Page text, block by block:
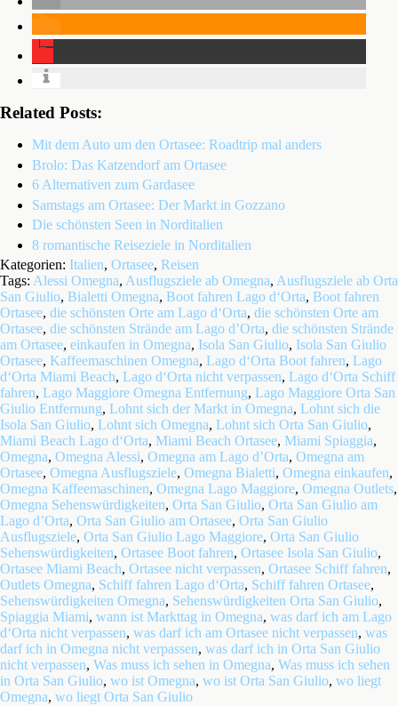
Related Posts:
Mit dem Auto um den Ortasee: Roadtrip mal anders
Brolo: Das Katzendorf am Ortasee
6 Alternativen zum Gardasee
Samstags am Ortasee: Der Markt in Gozzano
Die schönsten Seen in Norditalien
8 romantische Reiseziele in Norditalien
Kategorien: Italien, Ortasee, Reisen
Tags: Alessi Omegna, Ausflugsziele ab Omegna, Ausflugsziele ab Orta
San Giulio, Bialetti Omegna, Boot fahren Lago d‘Orta, Boot fahren
Ortasee, die schönsten Orte am Lago d‘Orta, die schönsten Orte am
Ortasee, die schönsten Strände am Lago d’Orta, die schönsten Strände
am Ortasee, einkaufen in Omegna, Isola San Giulio, Isola San Giulio
Ortasee, Kaffeemaschinen Omegna, Lago d‘Orta Boot fahren, Lago
d‘Orta Miami Beach, Lago d‘Orta nicht verpassen, Lago d‘Orta Schiff
fahren, Lago Maggiore Omegna Entfernung, Lago Maggiore Orta San
Giulio Entfernung, Lohnt sich der Markt in Omegna, Lohnt sich die
Isola San Giulio, Lohnt sich Omegna, Lohnt sich Orta San Giulio,
Miami Beach Lago d‘Orta, Miami Beach Ortasee, Miami Spiaggia,
Omegna, Omegna Alessi, Omegna am Lago d’Orta, Omegna am
Ortasee, Omegna Ausflugsziele, Omegna Bialetti, Omegna einkaufen,
Omegna Kaffeemaschinen, Omegna Lago Maggiore, Omegna Outlets,
Omegna Sehenswürdigkeiten, Orta San Giulio, Orta San Giulio am
Lago d’Orta, Orta San Giulio am Ortasee, Orta San Giulio
Ausflugsziele, Orta San Giulio Lago Maggiore, Orta San Giulio
Sehenswürdigkeiten, Ortasee Boot fahren, Ortasee Isola San Giulio,
Ortasee Miami Beach, Ortasee nicht verpassen, Ortasee Schiff fahren,
Outlets Omegna, Schiff fahren Lago d‘Orta, Schiff fahren Ortasee,
Sehenswürdigkeiten Omegna, Sehenswürdigkeiten Orta San Giulio,
Spiaggia Miami, wann ist Markttag in Omegna, was darf ich am Lago
d‘Orta nicht verpassen, was darf ich am Ortasee nicht verpassen, was
darf ich in Omegna nicht verpassen, was darf ich in Orta San Giulio
nicht verpassen, Was muss ich sehen in Omegna, Was muss ich sehen
in Orta San Giulio, wo ist Omegna, wo ist Orta San Giulio, wo liegt
Omegna, wo liegt Orta San Giulio